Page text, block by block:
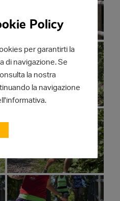
Policy
per garantirti la
di navigazione. Se
la nostra
la navigazione